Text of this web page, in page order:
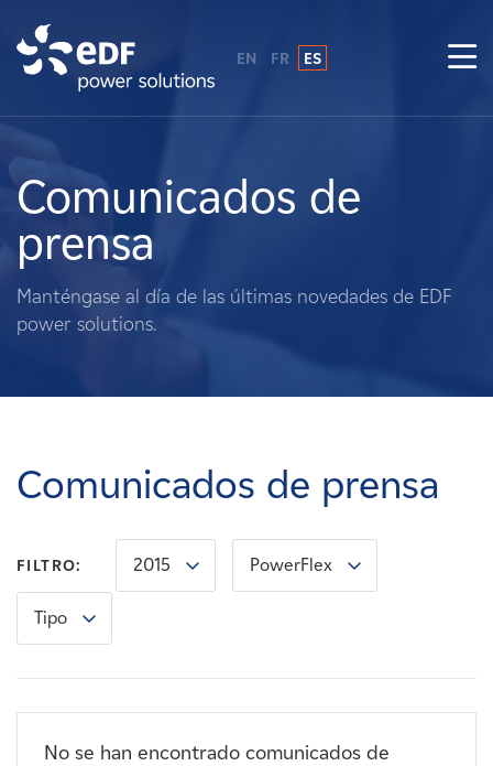
Sobre nosotros
Qué hacemos
Terratenientes
Carreras
Noticias
Contacte con
EN FR ES
Comunicados de
prensa
Manténgase al día de las últimas novedades de EDF
power solutions.
Comunicados de prensa
FILTRO: 2015 PowerFlex
Tipo
No se han encontrado comunicados de